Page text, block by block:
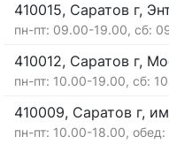
410015, Саратов г,
пн-пт: 09.00-19.00, сб:
410012, Саратов г,
пн-пт: 10.00-19.00, сб:
410009, Саратов г,
пн-пт: 10.00-18.00,